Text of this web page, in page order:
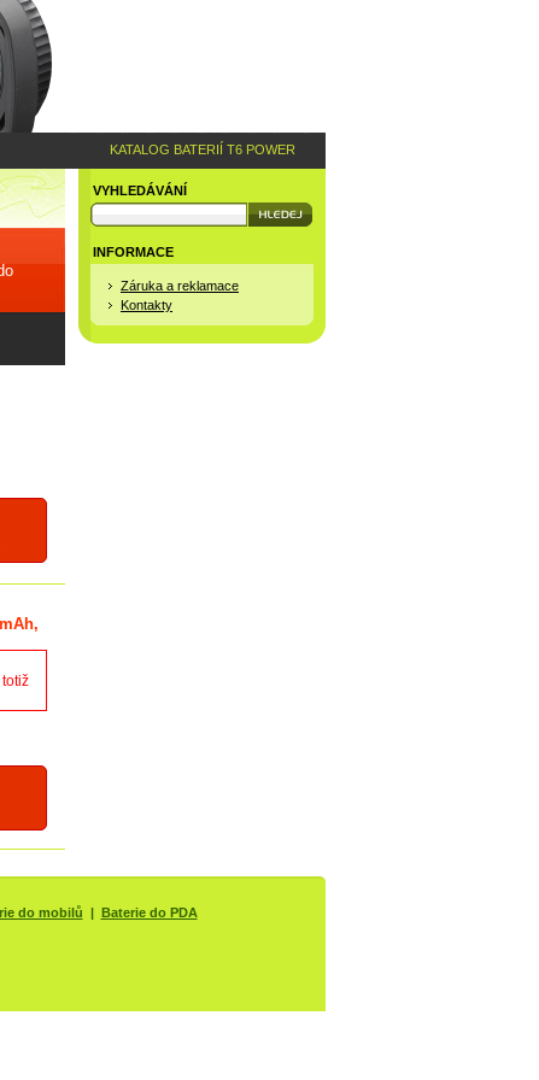
VYHLEDÁVÁNÍ
INFORMACE
Záruka a reklamace
Kontakty
KATALOG BATERIÍ T6 POWER
do mobilů | Baterie do PDA